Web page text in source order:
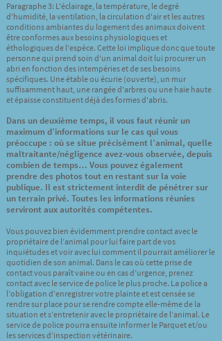
Paragraphe 3: L'éclairage, la température, le degré
d'humidité, la ventilation, la circulation d'air et les autres
conditions ambiantes du logement des animaux doivent
être conformes aux besoins physiologiques et
éthologiques de l'espèce. Cette loi implique donc que toute
personne qui prend soin d'un animal doit lui procurer un
abri en fonction des intempéries et de ses besoins
spécifiques. Une étable ou écurie (ouverte), un mur
suffisamment haut, une rangée d'arbres ou une haie haute
et épaisse constituent déjà des formes d'abris.
Dans un deuxième temps, il vous faut réunir un
maximum d’informations sur le cas qui vous
préoccupe : où se situe précisément l’animal, quelle
maltraitante/négligence avez-vous observée, depuis
combien de temps… Vous pouvez également
prendre des photos tout en restant sur la voie
publique. Il est strictement interdit de pénétrer sur
un terrain privé. Toutes les informations réunies
serviront aux autorités compétentes.
Vous pouvez bien évidemment prendre contact avec le
propriétaire de l’animal pour lui faire part de vos
inquiétudes et voir avec lui comment il pourrait améliorer le
quotidien de son animal. Dans le cas où cette prise de
contact vous paraît vaine ou en cas d’urgence, prenez
contact avec le service de police le plus proche. La police a
l’obligation d’enregistrer votre plainte et est censée se
rendre sur place pour se rendre compte elle-même de la
situation et s’entretenir avec le propriétaire de l’animal. Le
service de police pourra ensuite informer le Parquet et/ou
les services d’inspection vétérinaire.